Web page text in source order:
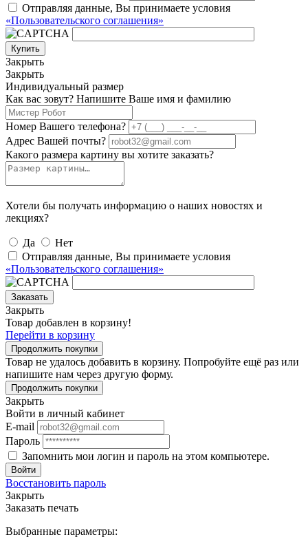
Отправляя данные, Вы принимаете условия
«Пользовательского соглашения»
Купить
Закрыть
Закрыть
Индивидуальный размер
Как вас зовут? Напишите Ваше имя и фамилию
Номер Вашего телефона?
Адрес Вашей почты?
Какого размера картину вы хотите заказать?
Хотели бы получать информацию о наших новостях и
лекциях?
Да
Нет
Отправляя данные, Вы принимаете условия
«Пользовательского соглашения»
Заказать
Закрыть
Товар добавлен в корзину!
Перейти в корзину
Продолжить покупки
Товар не удалось добавить в корзину. Попробуйте ещё раз или
напишите нам через другую форму.
Продолжить покупки
Закрыть
Войти в личный кабинет
E-mail
Пароль
Запомнить мои логин и пароль на этом компьютере.
Войти
Восстановить пароль
Закрыть
Заказать печать
Выбранные параметры: